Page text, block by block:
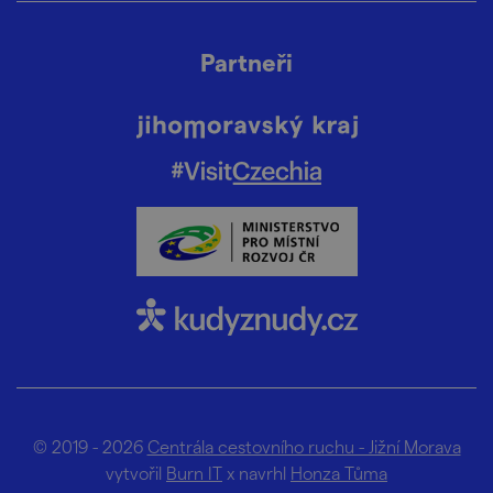
Partneři
© 2019 - 2026 Centrála cestovního ruchu - Jižní Morava
vytvořil Burn IT x navrhl Honza Tůma